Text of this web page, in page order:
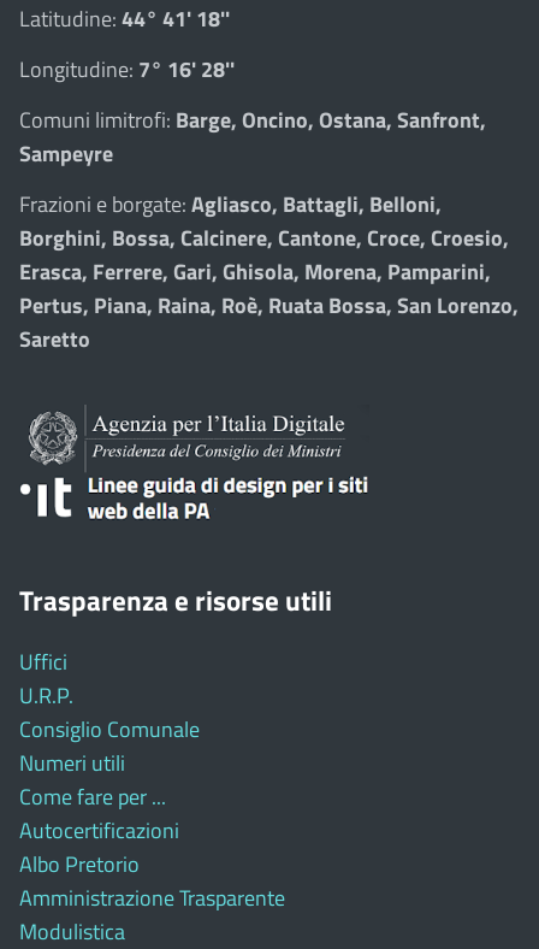
Latitudine:44° 41' 18''
Longitudine: 7° 16' 28''
Comuni limitrofi: Barge, Oncino, Ostana, Sanfront,
Sampeyre
Frazioni e borgate:Agliasco, Battagli, Belloni,
Borghini, Bossa, Calcinere, Cantone, Croce, Croesio,
Erasca, Ferrere, Gari, Ghisola, Morena, Pamparini,
Pertus, Piana, Raina, Roè, Ruata Bossa, San Lorenzo,
Saretto
Trasparenza e risorse utili
Uffici
U.R.P.
Consiglio Comunale
Numeri utili
Come fare per ...
Autocertificazioni
Albo Pretorio
Amministrazione Trasparente
Modulistica